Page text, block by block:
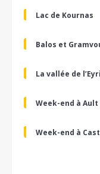
Lac de Kournas
Balos et
La vallée de
Week-end à Ault
Week-end à